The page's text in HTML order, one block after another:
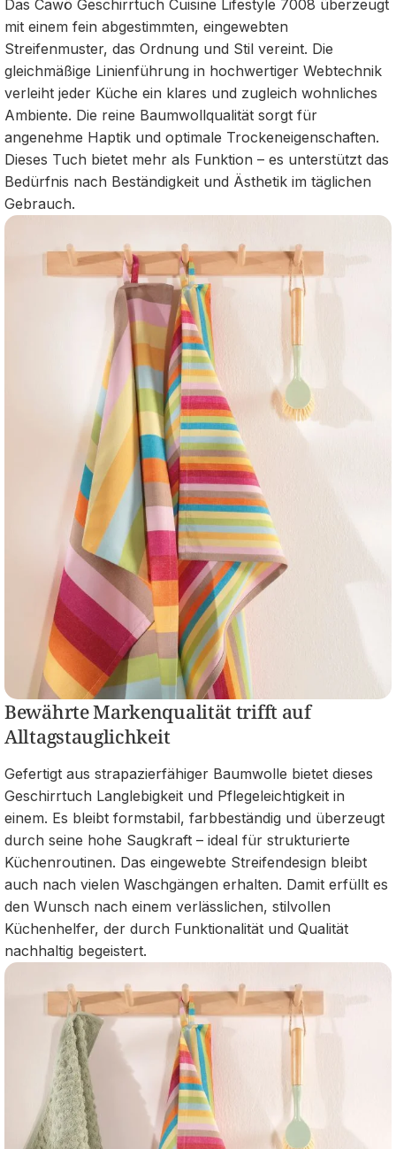
Das Cawö Geschirrtuch Cuisine Lifestyle 7008 überzeugt
mit einem fein abgestimmten, eingewebten
Streifenmuster, das Ordnung und Stil vereint. Die
gleichmäßige Linienführung in hochwertiger Webtechnik
verleiht jeder Küche ein klares und zugleich wohnliches
Ambiente. Die reine Baumwollqualität sorgt für
angenehme Haptik und optimale Trockeneigenschaften.
Dieses Tuch bietet mehr als Funktion – es unterstützt das
Bedürfnis nach Beständigkeit und Ästhetik im täglichen
Gebrauch.
Bewährte Markenqualität trifft auf
Alltagstauglichkeit
Gefertigt aus strapazierfähiger Baumwolle bietet dieses
Geschirrtuch Langlebigkeit und Pflegeleichtigkeit in
einem. Es bleibt formstabil, farbbeständig und überzeugt
durch seine hohe Saugkraft – ideal für strukturierte
Küchenroutinen. Das eingewebte Streifendesign bleibt
auch nach vielen Waschgängen erhalten. Damit erfüllt es
den Wunsch nach einem verlässlichen, stilvollen
Küchenhelfer, der durch Funktionalität und Qualität
nachhaltig begeistert.